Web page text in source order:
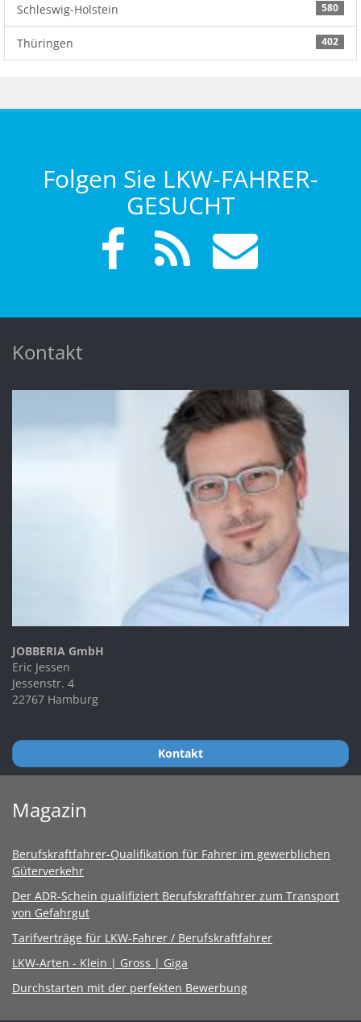
580
Schleswig-Holstein
402
Thüringen
Folgen Sie LKW-FAHRER-
GESUCHT
Kontakt
JOBBERIA GmbH
Eric Jessen
Jessenstr. 4
22767 Hamburg
Kontakt
Magazin
Berufskraftfahrer-Qualifikation für Fahrer im gewerblichen
Güterverkehr
Der ADR-Schein qualifiziert Berufskraftfahrer zum Transport
von Gefahrgut
Tarifverträge für LKW-Fahrer / Berufskraftfahrer
LKW-Arten - Klein | Gross | Giga
Durchstarten mit der perfekten Bewerbung